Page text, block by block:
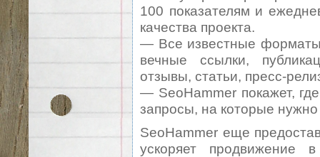
100 показателям и
качества проекта.
— Все известные
вечные ссылки,
отзывы, статьи, пресс-
— SeoHammer покажет,
запросы, на которые
SeoHammer еще
ускоряет продвижение